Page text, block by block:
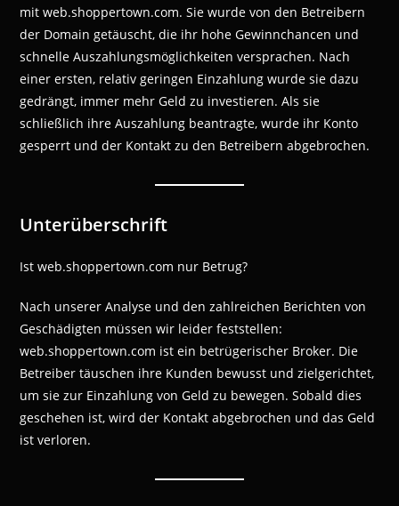
mit web.shoppertown.com. Sie wurde von den Betreibern
der Domain getäuscht, die ihr hohe Gewinnchancen und
schnelle Auszahlungsmöglichkeiten versprachen. Nach
einer ersten, relativ geringen Einzahlung wurde sie dazu
gedrängt, immer mehr Geld zu investieren. Als sie
schließlich ihre Auszahlung beantragte, wurde ihr Konto
gesperrt und der Kontakt zu den Betreibern abgebrochen.
Unterüberschrift
Ist web.shoppertown.com nur Betrug?
Nach unserer Analyse und den zahlreichen Berichten von
Geschädigten müssen wir leider feststellen:
web.shoppertown.com ist ein betrügerischer Broker. Die
Betreiber täuschen ihre Kunden bewusst und zielgerichtet,
um sie zur Einzahlung von Geld zu bewegen. Sobald dies
geschehen ist, wird der Kontakt abgebrochen und das Geld
ist verloren.